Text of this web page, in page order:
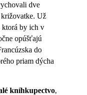
dve
križovatke. Už
ktorá by ich v
opúšťajú
do
priam dýcha
kníhkupectvo,